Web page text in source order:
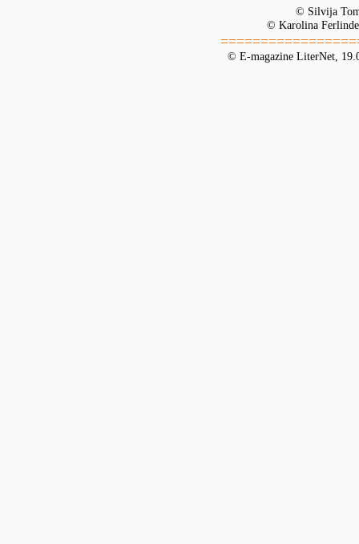
© Silvija
© Karolina
© E-magazine LiterNet,